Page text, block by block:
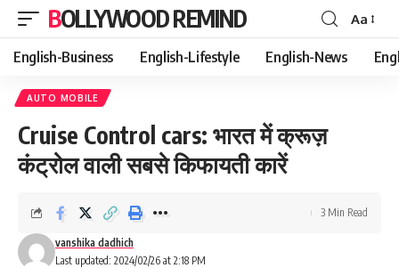
BOLLYWOOD REMIND
Font
Resizer
Aa
English-Business English-Lifestyle English-News
AUTO MOBILE
Cruise Control cars: भारत में क्रूज़
कंट्रोल वाली सबसे किफायती कारें
Last updated: 2024/02/26 at 2:18 PM
vanshika dadhich
3 Min Read